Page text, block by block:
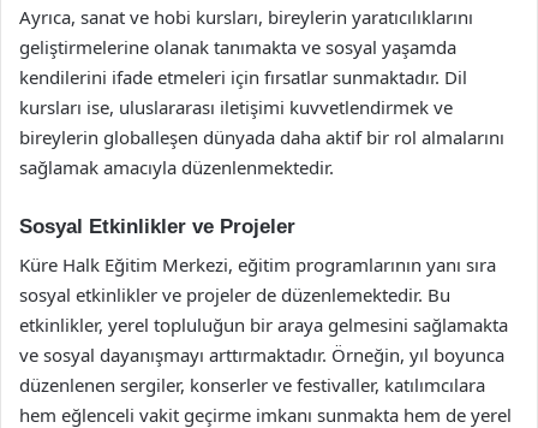
Ayrıca, sanat ve hobi kursları, bireylerin yaratıcılıklarını
geliştirmelerine olanak tanımakta ve sosyal yaşamda
kendilerini ifade etmeleri için fırsatlar sunmaktadır. Dil
kursları ise, uluslararası iletişimi kuvvetlendirmek ve
bireylerin globalleşen dünyada daha aktif bir rol almalarını
sağlamak amacıyla düzenlenmektedir.
Sosyal Etkinlikler ve Projeler
Küre Halk Eğitim Merkezi, eğitim programlarının yanı sıra
sosyal etkinlikler ve projeler de düzenlemektedir. Bu
etkinlikler, yerel topluluğun bir araya gelmesini sağlamakta
ve sosyal dayanışmayı arttırmaktadır. Örneğin, yıl boyunca
düzenlenen sergiler, konserler ve festivaller, katılımcılara
hem eğlenceli vakit geçirme imkanı sunmakta hem de yerel